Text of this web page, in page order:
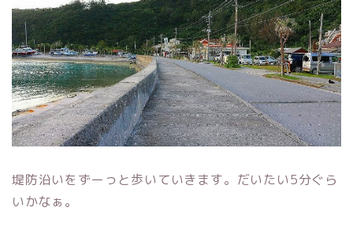
堤防沿いをずーっと歩いていきます。だいたい5分ぐら
いかなぁ。